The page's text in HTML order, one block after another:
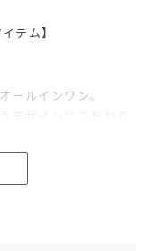
テム】
ールインワン。
デザインにこだわり
を使用しており、合
ポイントです。